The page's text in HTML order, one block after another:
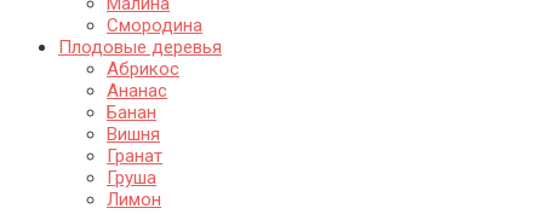
Смородина
Плодовые деревья
Абрикос
Ананас
Банан
Вишня
Гранат
Груша
Лимон